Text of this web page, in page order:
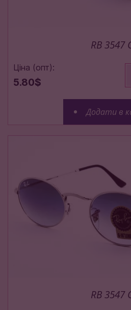
RB 3547
Ціна (опт):
5.80$
Додати в
RB 3547